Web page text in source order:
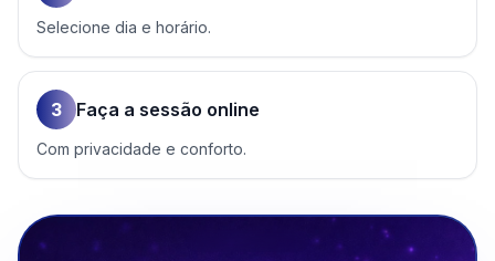
Selecione dia e horário.
3 Faça a sessão online
Com privacidade e conforto.